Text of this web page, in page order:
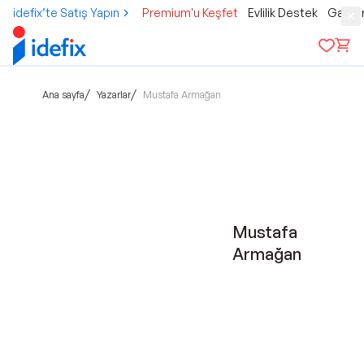
idefix’te Satış Yapın Premium'u Keşfet Evlilik Destek
Ana sayfa/ Yazarlar/ Mustafa Armağan
Mustafa
Armağan